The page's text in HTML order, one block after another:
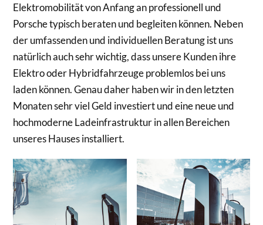
Elektromobilität von Anfang an professionell und
Porsche typisch beraten und begleiten können. Neben
der umfassenden und individuellen Beratung ist uns
natürlich auch sehr wichtig, dass unsere Kunden ihre
Elektro oder Hybridfahrzeuge problemlos bei uns
laden können. Genau daher haben wir in den letzten
Monaten sehr viel Geld investiert und eine neue und
hochmoderne Ladeinfrastruktur in allen Bereichen
unseres Hauses installiert.